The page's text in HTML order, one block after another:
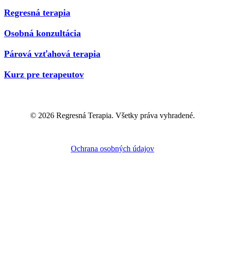
Regresná terapia
Osobná konzultácia
Párová vzťahová terapia
Kurz pre terapeutov
© 2026 Regresná Terapia. Všetky práva vyhradené.
Ochrana osobných údajov